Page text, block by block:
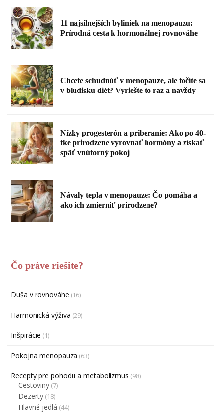
11 najsilnejších byliniek na menopauzu:
Prírodná cesta k hormonálnej rovnováhe
Chcete schudnúť v menopauze, ale točíte sa
v bludisku diét? Vyriešte to raz a navždy
Nízky progesterón a priberanie: Ako po 40-
tke prirodzene vyrovnať hormóny a získať
späť vnútorný pokoj
Návaly tepla v menopauze: Čo pomáha a
ako ich zmierniť prirodzene?
Čo práve riešite?
Duša v rovnováhe (16)
Harmonická výživa (29)
Inšpirácie (1)
Pokojna menopauza (63)
Recepty pre pohodu a metabolizmus (98)
Cestoviny (7)
Dezerty (18)
Hlavné jedlá (44)